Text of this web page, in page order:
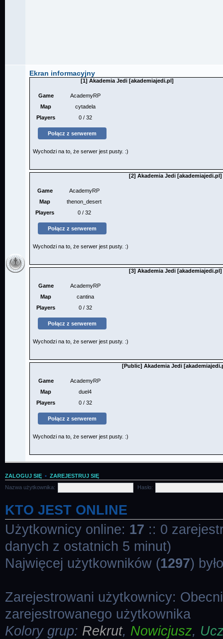
Ekran informacyjny
ZALOGUJ SIĘ • ZAREJESTRUJ SIĘ
Nazwa użytkownika:
Hasło:
KTO JEST ONLINE
Użytkownicy online: 17 :: 0
danych z ostatnich 5 minut)
Najwięcej użytkowników (1297)
Zarejestrowani użytkownicy:
zarejestrowanego użytkownika
Kolory grup: Rekrut, Nowicjusz,